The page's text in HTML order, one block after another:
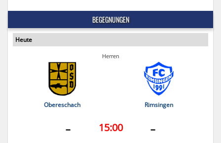
BEGEGNUNGEN
Heute
Herren
Obereschach Rimsingen
- 15:00 -